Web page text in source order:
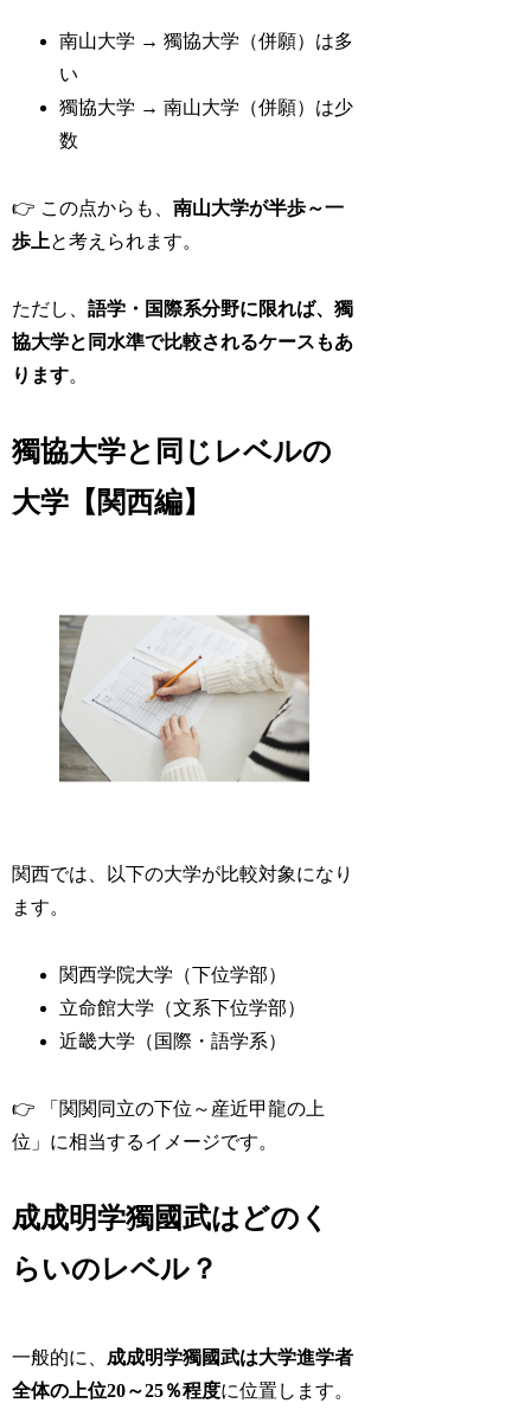
南山大学 → 獨協大学（併願）は多
い
獨協大学 → 南山大学（併願）は少
数
👉 この点からも、南山大学が半歩～一
歩上と考えられます。
ただし、語学・国際系分野に限れば、獨
協大学と同水準で比較されるケースもあ
ります。
獨協大学と同じレベルの
大学【関西編】
関西では、以下の大学が比較対象になり
ます。
関西学院大学（下位学部）
立命館大学（文系下位学部）
近畿大学（国際・語学系）
👉 「関関同立の下位～産近甲龍の上
位」に相当するイメージです。
成成明学獨國武はどのく
らいのレベル？
一般的に、 成成明学獨國武は大学進学者
全体の上位20～25％程度に位置します。